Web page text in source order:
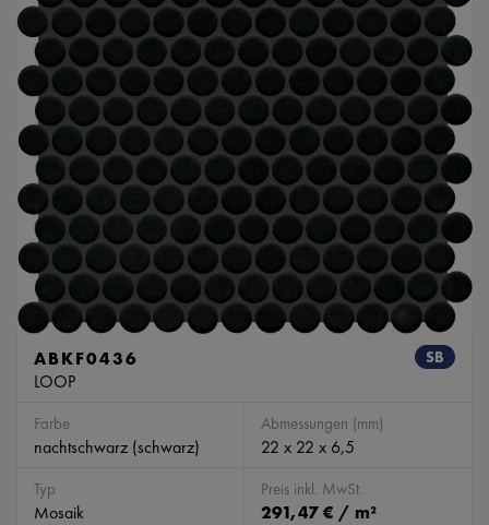
SB
ABKF0436
LOOP
Farbe
nachtschwarz (schwarz)
Abmessungen (mm)
22 x 22 x 6,5
Typ
Mosaik
Preis inkl. MwSt.
291,47 € / m²